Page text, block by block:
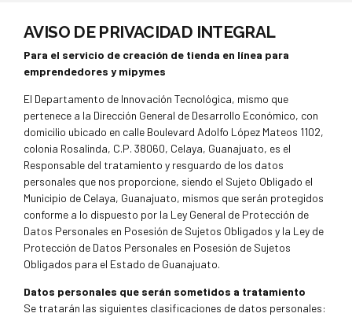
AVISO DE PRIVACIDAD INTEGRAL
Para el servicio de creación de tienda en línea para
emprendedores y mipymes
El Departamento de Innovación Tecnológica, mismo que
pertenece a la Dirección General de Desarrollo Económico, con
domicilio ubicado en calle Boulevard Adolfo López Mateos 1102,
colonia Rosalinda, C.P. 38060, Celaya, Guanajuato, es el
Responsable del tratamiento y resguardo de los datos
personales que nos proporcione, siendo el Sujeto Obligado el
Municipio de Celaya, Guanajuato, mismos que serán protegidos
conforme a lo dispuesto por la Ley General de Protección de
Datos Personales en Posesión de Sujetos Obligados y la Ley de
Protección de Datos Personales en Posesión de Sujetos
Obligados para el Estado de Guanajuato.
Datos personales que serán sometidos a tratamiento
Se tratarán las siguientes clasificaciones de datos personales: